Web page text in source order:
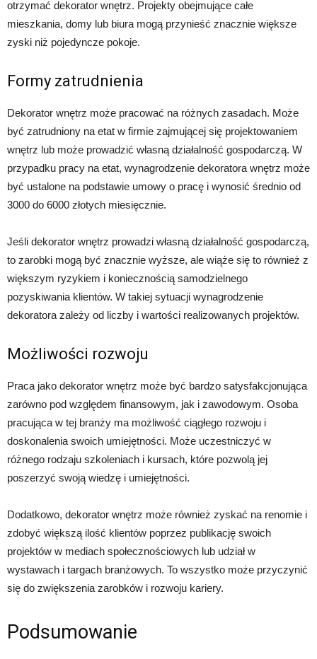
otrzymać dekorator wnętrz. Projekty obejmujące całe
mieszkania, domy lub biura mogą przynieść znacznie większe
zyski niż pojedyncze pokoje.
Formy zatrudnienia
Dekorator wnętrz może pracować na różnych zasadach. Może
być zatrudniony na etat w firmie zajmującej się projektowaniem
wnętrz lub może prowadzić własną działalność gospodarczą. W
przypadku pracy na etat, wynagrodzenie dekoratora wnętrz może
być ustalone na podstawie umowy o pracę i wynosić średnio od
3000 do 6000 złotych miesięcznie.
Jeśli dekorator wnętrz prowadzi własną działalność gospodarczą,
to zarobki mogą być znacznie wyższe, ale wiąże się to również z
większym ryzykiem i koniecznością samodzielnego
pozyskiwania klientów. W takiej sytuacji wynagrodzenie
dekoratora zależy od liczby i wartości realizowanych projektów.
Możliwości rozwoju
Praca jako dekorator wnętrz może być bardzo satysfakcjonująca
zarówno pod względem finansowym, jak i zawodowym. Osoba
pracująca w tej branży ma możliwość ciągłego rozwoju i
doskonalenia swoich umiejętności. Może uczestniczyć w
różnego rodzaju szkoleniach i kursach, które pozwolą jej
poszerzyć swoją wiedzę i umiejętności.
Dodatkowo, dekorator wnętrz może również zyskać na renomie i
zdobyć większą ilość klientów poprzez publikację swoich
projektów w mediach społecznościowych lub udział w
wystawach i targach branżowych. To wszystko może przyczynić
się do zwiększenia zarobków i rozwoju kariery.
Podsumowanie